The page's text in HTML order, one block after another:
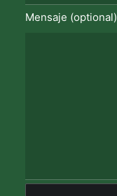
Mensaje (optional)